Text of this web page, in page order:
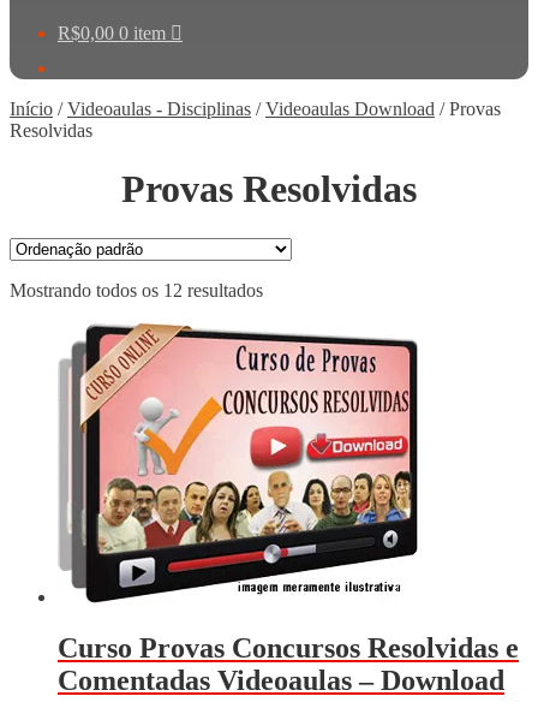
R$0,00 0 item
Início /Videoaulas - Disciplinas /Videoaulas Download /Provas
Resolvidas
Provas Resolvidas
Mostrando todos os 12 resultados
Curso Provas Concursos Resolvidas e
Comentadas Videoaulas – Download